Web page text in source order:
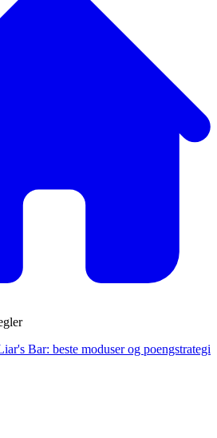
Bar: beste moduser og poengstrategi